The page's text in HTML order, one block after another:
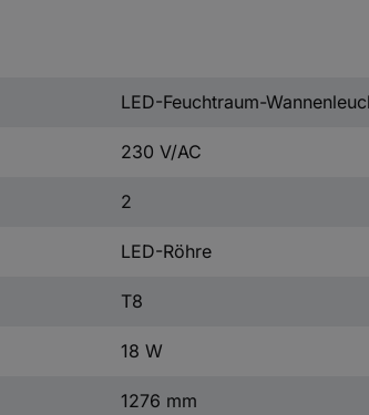
LED-Feuchtraum-
230 V/AC
2
LED-Röhre
T8
18 W
1276 mm